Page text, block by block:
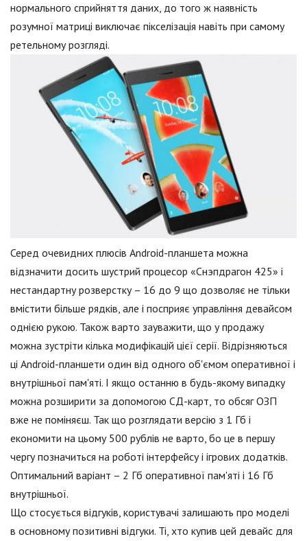
нормального сприйняття даних, до того ж наявність
розумної матриці виключає пікселізація навіть при самому
ретельному розгляді.
Серед очевидних плюсів Android-планшета можна
відзначити досить шустрий процесор «Снэпдрагон 425» і
нестандартну розверстку – 16 до 9 що дозволяє не тільки
вмістити більше рядків, але і посприяє управління девайсом
однією рукою. Також варто зауважити, що у продажу
можна зустріти кілька модифікацій цієї серії. Відрізняються
ці Android-планшети один від одного об'ємом оперативної і
внутрішньої пам'яті. І якщо останню в будь-якому випадку
можна розширити за допомогою СД-карт, то обсяг ОЗП
вже не поміняєш. Так що розглядати версію з 1 Гб і
економити на цьому 500 рублів не варто, бо це в першу
чергу позначиться на роботі інтерфейсу і ігрових додатків.
Оптимальний варіант – 2 Гб оперативної пам'яті і 16 Гб
внутрішньої.
Що стосується відгуків, користувачі залишають про моделі
в основному позитивні відгуки. Ті, хто купив цей девайс для